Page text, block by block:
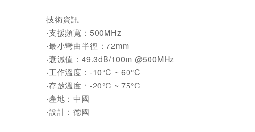
技術資訊
‧支援頻寬：500MHz
‧最小彎曲半徑：72mm
‧衰減值：49.3dB/100m @500MHz
‧工作溫度：-10°C ~ 60°C
‧存放溫度：-20°C ~ 75°C
‧產地：中國
‧設計：德國